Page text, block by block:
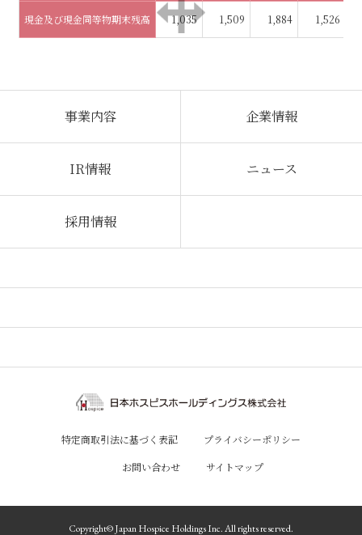
現金及び現金同等物期末残高 1,035 1,509 1,884 1,526
事業内容 企業情報
IR情報 ニュース
採用情報
特定商取引法に基づく表記
プライバシーポリシー
お問い合わせ
サイトマップ
Copyright© Japan Hospice Holdings Inc. All rights reserved.